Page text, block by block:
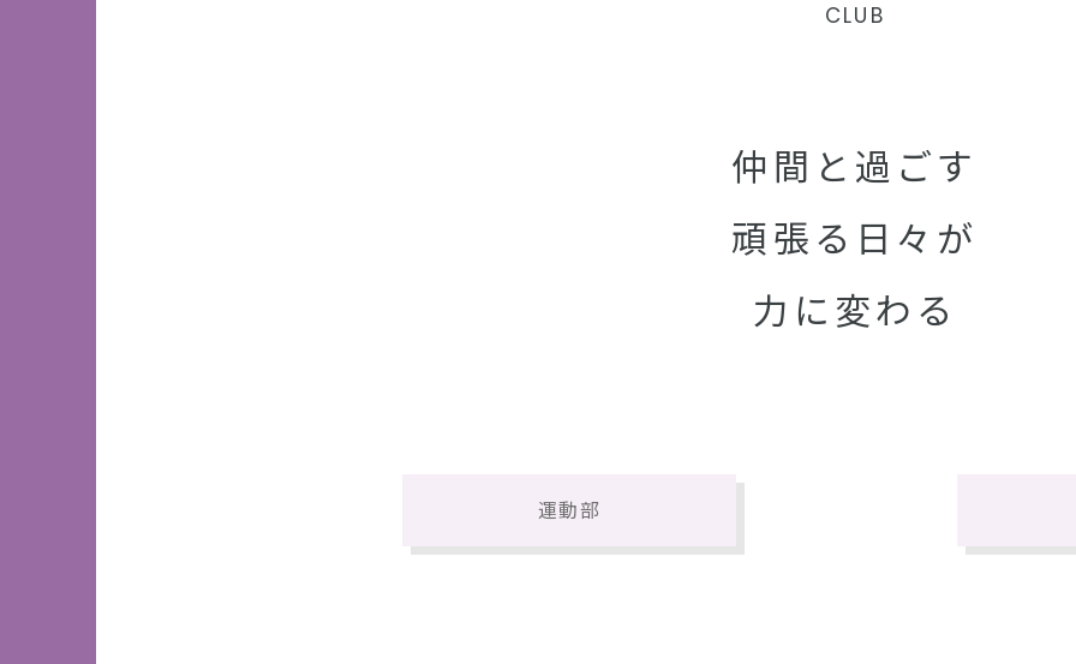
CLUB
仲間と過ごす
頑張る日々が
力に変わる
運動部